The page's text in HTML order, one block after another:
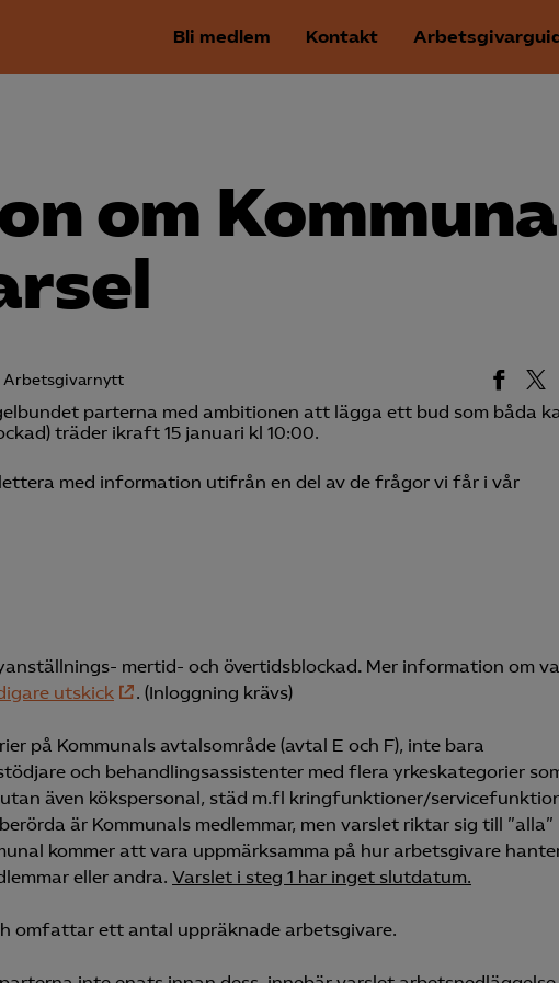
Bli medlem Kontakt
om
Arbetsgivarnytt
parterna med ambitionen att lägga ett bud som båda
träder ikraft 15 januari kl 10:00.
med information utifrån en del av de frågor vi får i vår
mertid- och övertidsblockad. Mer information om
utskick . (Inloggning krävs)
på Kommunals avtalsområde (avtal E och F), inte bara
och behandlingsassistenter med flera yrkeskategorier
även kökspersonal, städ m.fl kringfunktioner/
är Kommunals medlemmar, men varslet riktar sig till ”alla”
kommer att vara uppmärksamma på hur arbetsgivare
eller andra. Varslet i steg 1 har inget slutdatum.
omfattar ett antal uppräknade arbetsgivare.